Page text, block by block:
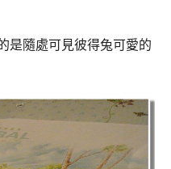
是隨處可見彼得兔可愛的